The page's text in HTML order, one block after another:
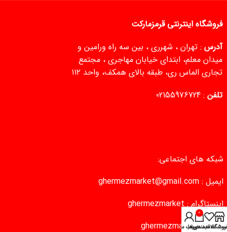
فروشگاه اینترنتی قرمزمارکت
آدرس : تهران ، شهرری ، بین سه راه ورامین و
میدان معلم، ابتدای خیابان مهاجری ، مجتمع
تجاری الماس ری، طبقه بالای همکف، واحد ۱۱۲
تلفن :
02155976724
شبکه های اجتماعی:
ایمیل : ghermezmarket@gmail.com
اینستاگرام :ghermezmarket
تلگرام :ghermezmarketعلاقه‌مندی‌ها
0
سبد خرید
حساب من